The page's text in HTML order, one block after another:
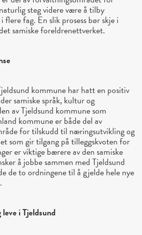
steg videre være å tilby
fag. En slik prosess bør skje i
samiske foreldrenettverket.
kommune har hatt en positiv
samiske språk, kultur og
av Tjeldsund kommune som
kommune er både del av
for tilskudd til næringsutvikling og
som gir tilgang på tilleggskvoten for
er viktige bærere av den samiske
å jobbe sammen med Tjeldsund
de to ordningene til å gjelde hele nye
leve i Tjeldsund